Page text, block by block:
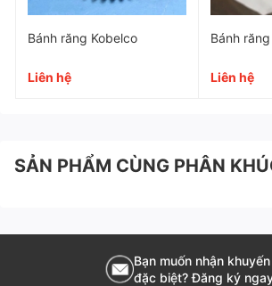
Mã SKU GW00005
Loại bánh răng Trục vít
Thương hiệu Fusheng
Tốc độ quay ~1485 vòng/
Máy nén trục vít
Bánh răng Kobelco
Liên hệ
Bánh
Liên hệ
SẢN PHẨM CÙNG PHÂN
Bạn muốn nhận
đặc biệt? Đăng ký